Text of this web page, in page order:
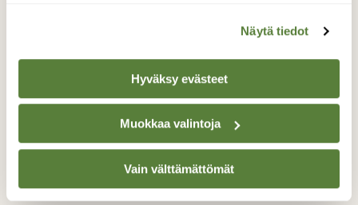
Näytä tiedot
Hyväksy evästeet
Muokkaa valintoja
Vain välttämättömät
Valokuvaaja: Maarit Siitonen, KUUSANKOSKI
TAKAISIN LISTAAN